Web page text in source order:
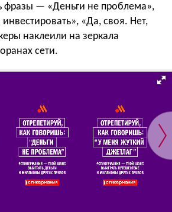
фразы — «Деньги не проблема»,
«Да, своя. Нет,
наклеили на зеркала
сети.